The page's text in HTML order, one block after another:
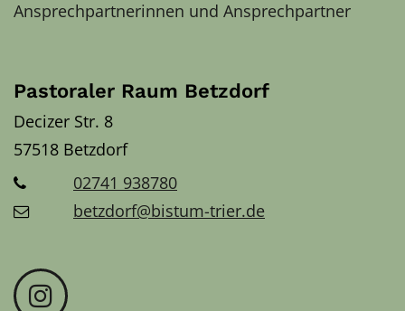
Ansprechpartnerinnen und Ansprechpartner
Pastoraler Raum Betzdorf
Decizer Str. 8
57518 Betzdorf
02741 938780
betzdorf@bistum-trier.de